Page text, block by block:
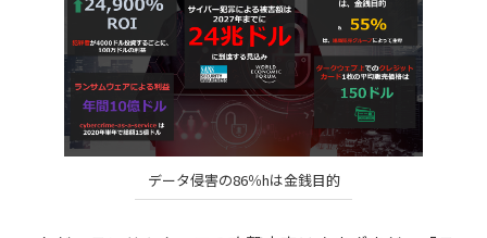
データ侵害の86％hは金銭目的